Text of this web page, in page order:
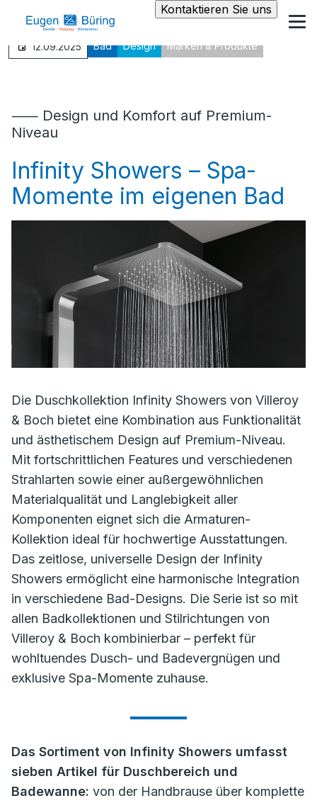
Kontaktieren Sie uns
12.09.2025 Bad Design Marken & Produkte
⸺ Design und Komfort auf Premium-
Niveau
Infinity Showers – Spa-
Momente im eigenen Bad
Die Duschkollektion Infinity Showers von Villeroy
& Boch bietet eine Kombination aus Funktionalität
und ästhetischem Design auf Premium-Niveau.
Mit fortschrittlichen Features und verschiedenen
Strahlarten sowie einer außergewöhnlichen
Materialqualität und Langlebigkeit aller
Komponenten eignet sich die Armaturen-
Kollektion ideal für hochwertige Ausstattungen.
Das zeitlose, universelle Design der Infinity
Showers ermöglicht eine harmonische Integration
in verschiedene Bad-Designs. Die Serie ist so mit
allen Badkollektionen und Stilrichtungen von
Villeroy & Boch kombinierbar – perfekt für
wohltuendes Dusch- und Badevergnügen und
exklusive Spa-Momente zuhause.
Das Sortiment von Infinity Showers umfasst
sieben Artikel für Duschbereich und
Badewanne: von der Handbrause über komplette